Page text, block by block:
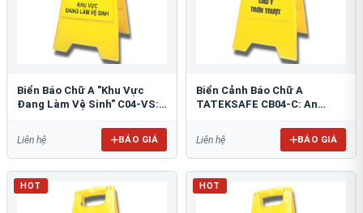
Biển Báo Chữ A "Khu Vực
Đang Làm Vệ Sinh" C04-VS:
Liên hệ BÁO GIÁ
Biển Cảnh Báo Chữ A
TATEKSAFE CB04-C: An
Liên hệ BÁO GIÁ
HOT HOT